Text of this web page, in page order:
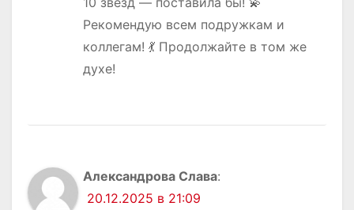
Рекомендую всем подружкам и
коллегам! 💃 Продолжайте в том же
духе!
Александрова Слава:
20.12.2025 в 21:09